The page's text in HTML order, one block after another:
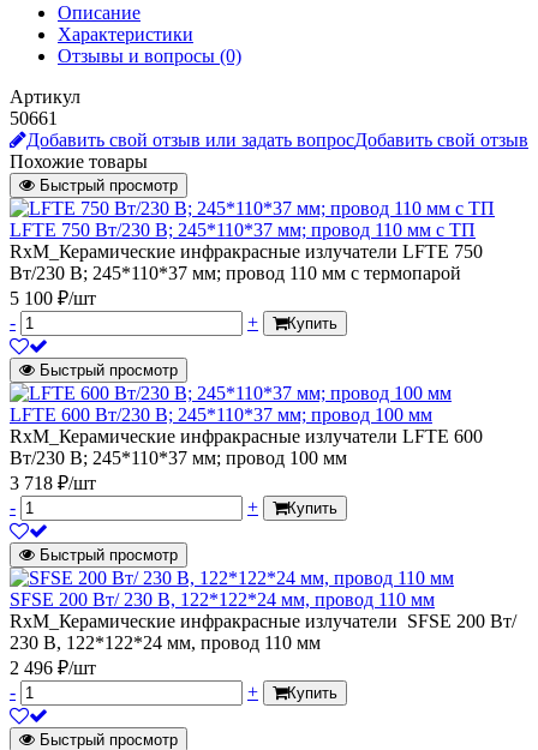
Описание
Характеристики
Отзывы и вопросы (0)
Артикул
50661
Добавить свой отзыв или задать вопросДобавить свой отзыв
Похожие товары
Быстрый просмотр
LFTE 750 Вт/230 В; 245*110*37 мм; провод 110 мм с ТП
RxM_Керамические инфракрасные излучатели LFTE 750
Вт/230 В; 245*110*37 мм; провод 110 мм с термопарой
5 100 ₽/шт
-
+ Купить
Быстрый просмотр
LFTE 600 Вт/230 В; 245*110*37 мм; провод 100 мм
RxM_Керамические инфракрасные излучатели LFTE 600
Вт/230 В; 245*110*37 мм; провод 100 мм
3 718 ₽/шт
-
+ Купить
Быстрый просмотр
SFSE 200 Вт/ 230 В, 122*122*24 мм, провод 110 мм
RxM_Керамические инфракрасные излучатели SFSE 200 Вт/
230 В, 122*122*24 мм, провод 110 мм
2 496 ₽/шт
-
+ Купить
Быстрый просмотр